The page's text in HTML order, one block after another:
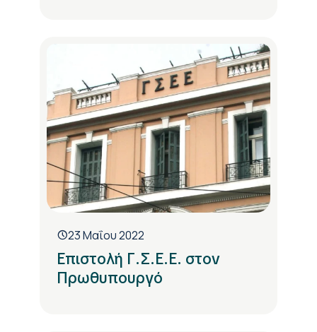
23 Μαΐου 2022
Επιστολή Γ.Σ.Ε.Ε. στον
Πρωθυπουργό